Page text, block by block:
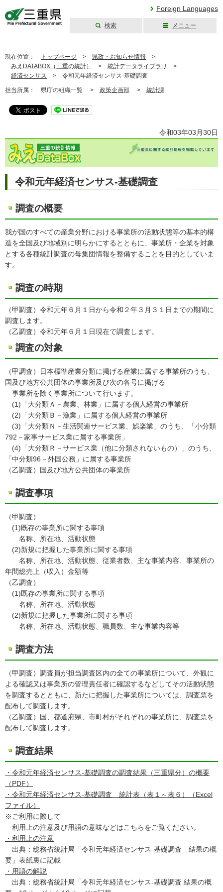
Foreign Languages
検索 メニュー
現在位置： トップページ > 県政・お知らせ情報 >
みえDATABOX（三重の統計）
> 統計データライブラリ
>
経済センサス > 令和元年経済センサス-基礎調査
担当所属： 県庁の組織一覧 > 政策企画部 > 統計課
令和03年03月30日
令和元年経済センサス-基礎調査
調査の概要
我が国のすべての産業分野における事業所の活動状態等の基本的構
造を全国及び地域別に明らかにするとともに、事業所・企業を対象
とする各種統計調査の母集団情報を整備することを目的としていま
す。
調査の時期
（甲調査）令和元年６月１日から令和２年３月３１日までの期間に
調査します。
（乙調査）令和元年６月１日現在で調査します。
調査の対象
（甲調査）日本標準産業分類に掲げる産業に属する事業所のうち、
国及び地方公共団体の事業所及び次の各号に掲げる
事業所を除く事業所について行います。
(1)「大分類Ａ－農業、林業」に属する個人経営の事業所
(2)「大分類Ｂ－漁業」に属する個人経営の事業所
(3)「大分類Ｎ－生活関連サービス業、娯楽業」のうち、「小分類
792－家事サービス業に属する事業所」
(4)「大分類Ｒ－サービス業（他に分類されないもの）」のうち、
「中分類96－外国公務」に属する事業所
（乙調査）国及び地方公共団体の事業所
調査事項
（甲調査）
(1)既存の事業所に関する事項
名称、所在地、活動状態
(2)新規に把握した事業所に関する事項
名称、所在地、活動状態、従業者数、主な事業内容、事業所の
年間総売上（収入）金額等
（乙調査）
(1)既存の事業所に関する事項
名称、所在地、活動状態
(2)新規に把握した事業所に関する事項
名称、所在地、活動状態、職員数、主な事業内容等
調査方法
（甲調査）調査員が担当調査区内の全ての事業所について、外観に
よる確認又は事業所の管理責任者に確認するなどしてその活動状態
を調査するとともに、新たに把握した事業所については、調査票を
配布して調査します。
（乙調査）国、都道府県、市町村がそれぞれの事業所に、調査票を
配布して調査します。
調査結果
・令和元年経済センサス-基礎調査の調査結果（三重県分）の概要
（PDF）
・令和元年経済センサス-基礎調査 統計表（表１～表６）（Excel
ファイル）
※ご利用に際して
利用上の注意及び用語の意味などはこちらをご覧ください。
・利用上の注意
出典：総務省統計局「令和元年経済センサス₋基礎調査 結果の概
要」表紙裏に記載
・用語の解説
出典：総務省統計局「令和元年経済センサス₋基礎調査 結果の概